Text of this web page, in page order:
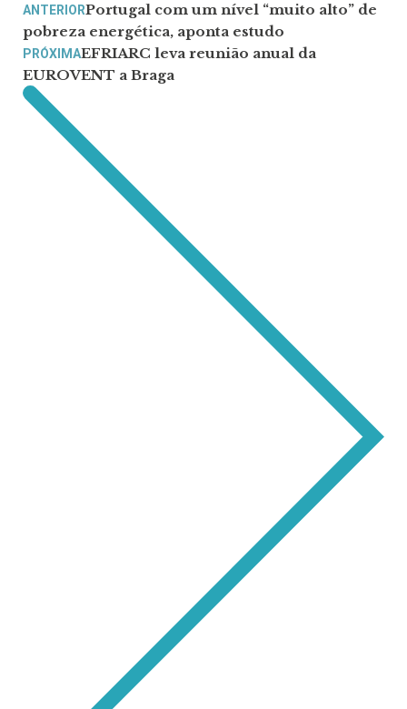
ANTERIORPortugal com um nível “muito alto” de
pobreza energética, aponta estudo
PRÓXIMAEFRIARC leva reunião anual da
EUROVENT a Braga